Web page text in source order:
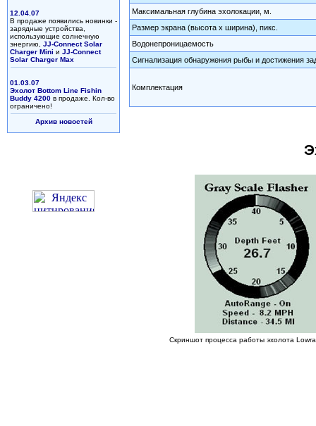
12.04.07
В продаже появились новинки -
зарядные устройства,
использующие солнечную
энергию, JJ-Connect Solar
Charger Mini и JJ-Connect
Solar Charger Max
01.03.07
Эхолот Bottom Line Fishin
Buddy 4200 в продаже. Кол-во
ограничено!
Архив новостей
Максимальная глубина эхолокации, м.
Размер экрана (высота х ширина), пикс.
Водонепроницаемость
Сигнализация обнаружения рыбы и достижения
Комплектация
Скриншот процесса работы эхолота